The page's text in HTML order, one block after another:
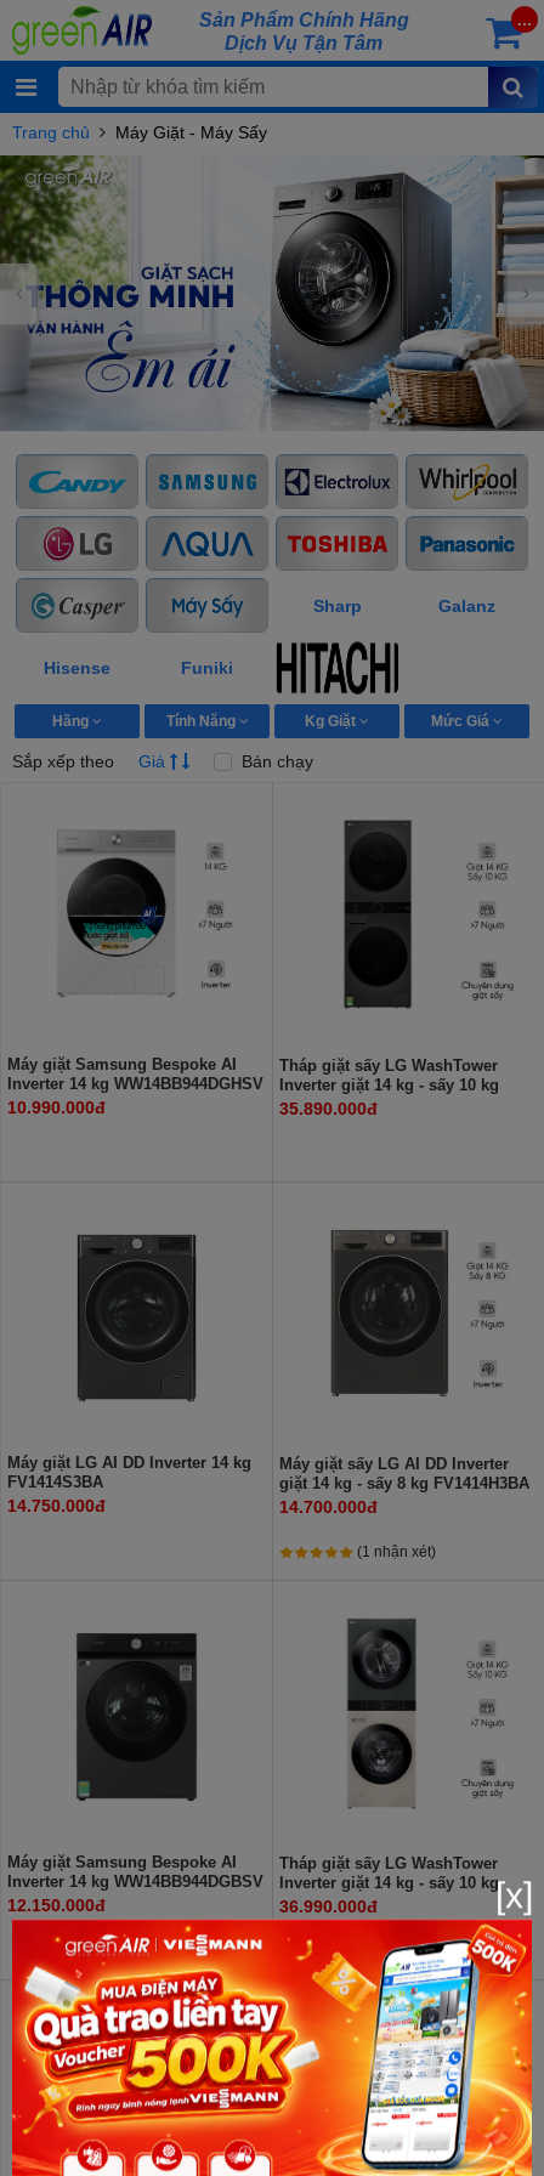
Sản Phẩm Chính Hãng
Dịch Vụ Tận Tâm
...
Trang chủ Máy Giặt - Máy Sấy
Sharp Galanz
Hisense Funiki
Hãng Tính Năng Kg Giặt Mức Giá
Sắp xếp theo Giá Bán chạy
Máy giặt Samsung Bespoke AI
Inverter 14 kg WW14BB944DGHSV
10.990.000đ
Tháp giặt sấy LG WashTower
Inverter giặt 14 kg - sấy 10 kg
WT1410NHB
35.890.000đ
Máy giặt LG AI DD Inverter 14 kg
FV1414S3BA
14.750.000đ
Máy giặt sấy LG AI DD Inverter
giặt 14 kg - sấy 8 kg FV1414H3BA
14.700.000đ
(1 nhận xét)
Máy giặt Samsung Bespoke AI
Inverter 14 kg WW14BB944DGBSV
Lồng ngang
12.150.000đ
Tháp giặt sấy LG WashTower
Inverter giặt 14 kg - sấy 10 kg
WT1410NHEG
36.990.000đ [x]